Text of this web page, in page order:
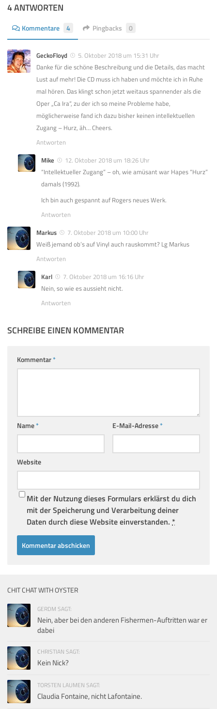
4 ANTWORTEN
Kommentare 4 Pingbacks 0
GeckoFloyd
5. Oktober 2018 um 15:31 Uhr
Danke für die schöne Beschreibung und die Details, das macht
Lust auf mehr! Die CD muss ich haben und möchte ich in Ruhe
mal hören. Das klingt schon jetzt weitaus spannender als die
Oper „Ca Ira“, zu der ich so meine Probleme habe,
möglicherweise fand ich dazu bisher keinen intellektuellen
Zugang – Hurz, äh… Cheers.
Antworten
Mike
12. Oktober 2018 um 18:26 Uhr
“Intellektueller Zugang” – oh, wie amüsant war Hapes “Hurz”
damals (1992).
Ich bin auch gespannt auf Rogers neues Werk.
Antworten
Markus
7. Oktober 2018 um 10:00 Uhr
Weiß jemand ob’s auf Vinyl auch rauskommt? Lg Markus
Antworten
Karl
7. Oktober 2018 um 16:16 Uhr
Nein, so wie es aussieht nicht.
Antworten
SCHREIBE EINEN KOMMENTAR
Kommentar*
Name* E-Mail-Adresse*
Website
Mit der Nutzung dieses Formulars erklärst du dich
mit der Speicherung und Verarbeitung deiner
Daten durch diese Website einverstanden. *
CHIT CHAT WITH OYSTER
GERDM SAGT:
Nein, aber bei den anderen Fishermen-Auftritten war er
dabei
CHRISTIAN SAGT:
Kein Nick?
TORSTEN LAUMEN SAGT:
Claudia Fontaine, nicht Lafontaine.